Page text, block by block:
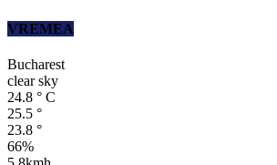
VREMEA
Bucharest
clear sky
24.8 ° C
25.5 °
23.8 °
66%